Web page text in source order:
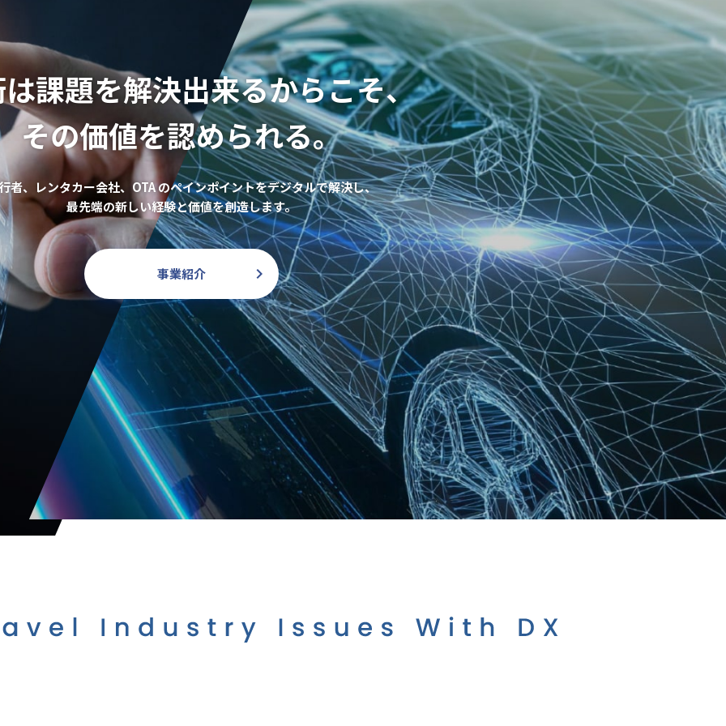
課題を解決出来るからこそ、
その価値を認められる。
者、レンタカー会社、OTA のペインポイントをデジタルで解決し、
最先端の新しい経験と価値を創造します。
事業紹介